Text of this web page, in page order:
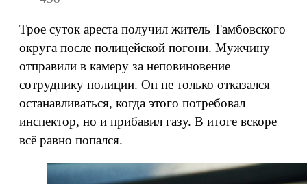
Трое суток ареста получил житель Тамбовского
округа после полицейской погони. Мужчину
отправили в камеру за неповиновение
сотруднику полиции. Он не только отказался
останавливаться, когда этого потребовал
инспектор, но и прибавил газу. В итоге вскоре
всё равно попался.